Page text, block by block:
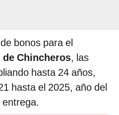
bonos para el
Chincheros, las
hasta 24 años,
hasta el 2025, año del